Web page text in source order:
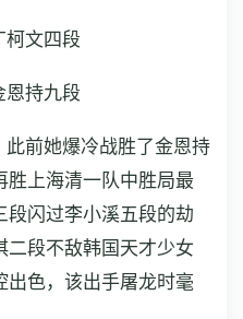
柯文四段
恩持九段
此前她爆冷战胜了金恩持
胜上海清一队中胜局最
段闪过李小溪五段的劫
二段不敌韩国天才少女
出色，该出手屠龙时毫